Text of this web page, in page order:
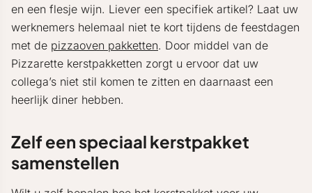
en een flesje wijn. Liever een specifiek artikel? Laat uw
werknemers helemaal niet te kort tijdens de feestdagen
met de pizzaoven pakketten. Door middel van de
Pizzarette kerstpakketten zorgt u ervoor dat uw
collega’s niet stil komen te zitten en daarnaast een
heerlijk diner hebben.
Zelf een speciaal kerstpakket
samenstellen